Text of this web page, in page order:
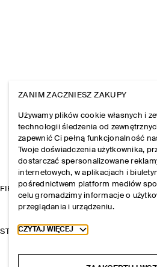
FIRMA
STREFA KLIENTA
ZANIM ZACZNIESZ ZAKUPY
Używamy plików cookie własnych i
technologii śledzenia od
zapewnić Ci pełną funkcjonalność
Twoje doświadczenia użytkownika,
dostarczać spersonalizowane
internetowych, w aplikacjach i
pośrednictwem platform mediów
celu gromadzimy informacje o
przeglądania i urządzeniu.
Toggle more cookie information
CZYTAJ WIĘCEJ